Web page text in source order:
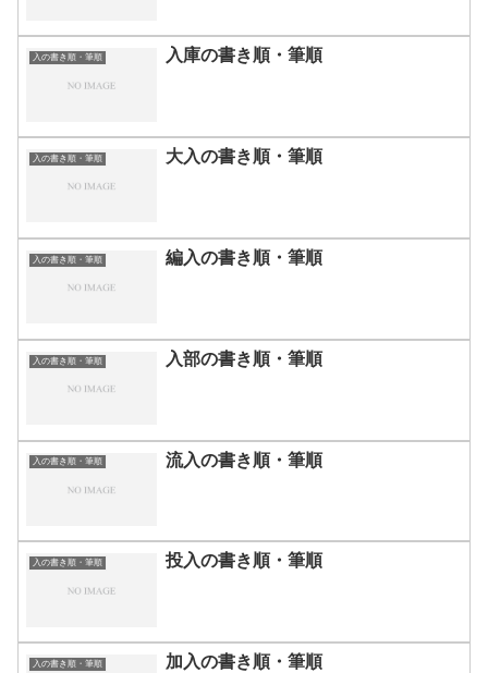
入の書き順・筆順 入庫の書き順・筆順
入の書き順・筆順 大入の書き順・筆順
入の書き順・筆順 編入の書き順・筆順
入の書き順・筆順 入部の書き順・筆順
入の書き順・筆順 流入の書き順・筆順
入の書き順・筆順 投入の書き順・筆順
入の書き順・筆順 加入の書き順・筆順